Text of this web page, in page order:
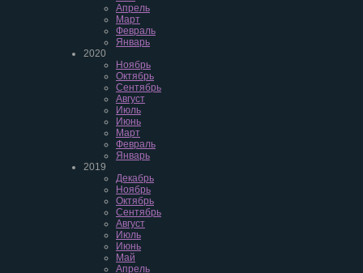
Апрель
Март
Февраль
Январь
2020
Ноябрь
Октябрь
Сентябрь
Август
Июль
Июнь
Март
Февраль
Январь
2019
Декабрь
Ноябрь
Октябрь
Сентябрь
Август
Июль
Июнь
Май
Апрель